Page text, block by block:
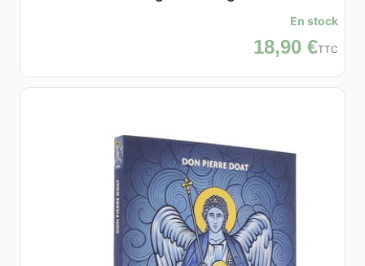
En stock
18,90 €TTC